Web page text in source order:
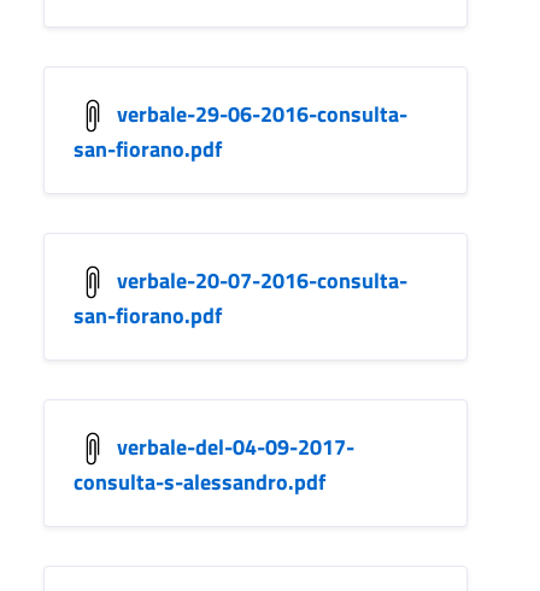
verbale-29-06-2016-consulta-
san-fiorano.pdf
verbale-20-07-2016-consulta-
san-fiorano.pdf
verbale-del-04-09-2017-
consulta-s-alessandro.pdf